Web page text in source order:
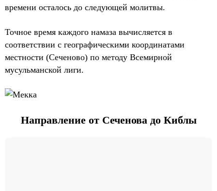
времени осталось до следующей молитвы.
Точное время каждого намаза вычисляется в
соответствии с географическими координатами
местности (Сеченово) по методу Всемирной
мусульманской лиги.
Направление от Сеченова до Киблы